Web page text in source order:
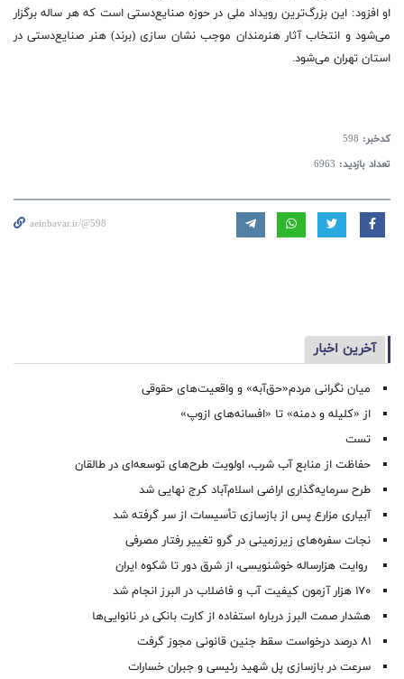
او افزود: این بزرگ‌ترین رویداد ملی در حوزه صنایع‌دستی است که هر ساله برگزار
می‌شود و انتخاب آثار هنرمندان موجب نشان سازی (برند) هنر صنایع‌دستی در
استان تهران می‌شود.
کدخبر: 598
تعداد بازدید: 6963
aeinbavar.ir/@598
آخرین اخبار
میان نگرانی مردم«حق‌آبه» و واقعیت‌های حقوقی
از «کلیله و دمنه» تا «افسانه‌های ازوپ»
تست
حفاظت از منابع آب شرب، اولویت طرح‌های توسعه‌ای در طالقان
طرح سرمایه‌گذاری اراضی اسلام‌آباد کرج نهایی شد
آبیاری مزارع پس از بازسازی تأسیسات از سر گرفته شد
نجات سفره‌های زیرزمینی در گرو تغییر رفتار مصرفی
روایت هزارساله خوشنویسی، از شرق دور تا شکوه ایران
۱۷۰ هزار آزمون کیفیت آب و فاضلاب در البرز انجام شد
هشدار صمت البرز درباره استفاده از کارت بانکی در نانوایی‌ها
۸۱ درصد درخواست‌ سقط جنین قانونی مجوز گرفت
سرعت در بازسازی پل شهید رئیسی و جبران خسارات